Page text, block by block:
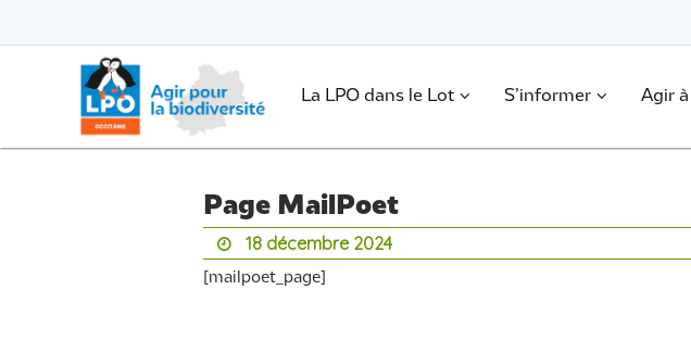
le
. La LPO dans le Lot S’informer Agir
Page MailPoet
18 décembre 2024
[mailpoet_page]